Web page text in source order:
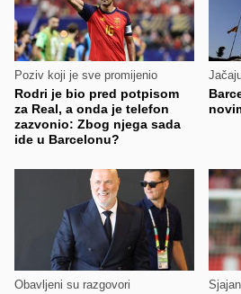
Poziv koji je sve promijenio
Rodri je bio pred potpisom
za Real, a onda je telefon
zazvonio: Zbog njega sada
ide u Barcelonu?
Obavljeni su razgovori